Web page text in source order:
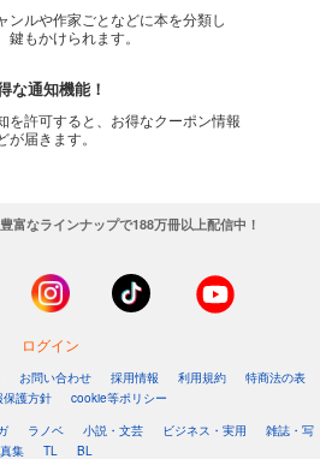
ンルや作家ごとなどに本を分類し
鍵もかけられます。
な通知機能！
を許可すると、お得なクーポン情報
が届きます。
富なラインナップで188万冊以上配信中！
ログイン
お問い合わせ 採用情報 利用規約
特商法の表
保護方針
cookie等ポリシー
ラノベ 小説・文芸 ビジネス・実用
雑誌・写
真集
TL BL